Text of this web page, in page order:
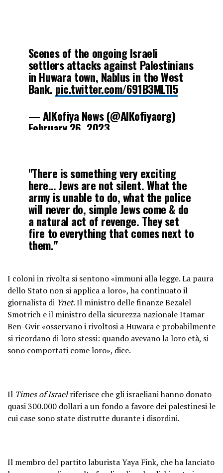
Scenes of the ongoing Israeli
settlers attacks against Palestinians
in Huwara town, Nablus in the West
Bank. pic.twitter.com/691B3MLTl5
— AlKofiya News (@AlKofiyaorg)
February 26, 2023
"There is something very exciting
here… Jews are not silent. What the
army is unable to do, what the police
will never do, simple Jews come & do
a natural act of revenge. They set
fire to everything that comes next to
them."
Israeli settler speaking from Huwara
pic.twitter.com/dxA9JuHCz9
— Chris Hutchinson
(@ChrisHu34451470)February 28,
2023
I coloni in rivolta si sentono «immuni alla legge. La paura
dello Stato non si applica a loro», ha continuato il
giornalista di Ynet. Il ministro delle finanze Bezalel
Smotrich e il ministro della sicurezza nazionale Itamar
Ben-Gvir «osservano i rivoltosi a Huwara e probabilmente
si ricordano di loro stessi: quando avevano la loro età, si
sono comportati come loro», dice.
Il Times of Israelriferisce che gli israeliani hanno donato
quasi 300.000 dollari a un fondo a favore dei palestinesi le
cui case sono state distrutte durante i disordini.
Il membro del partito laburista Yaya Fink, che ha lanciato